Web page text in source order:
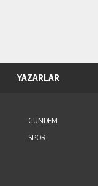
YAZARLAR
GÜNDEM
SPOR